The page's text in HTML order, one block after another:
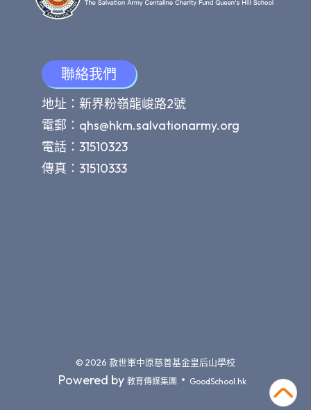
聯絡我們
地址：新界粉嶺龍峻路2號
電郵： qhs@hkm.salvationarmy.org
電話：31510323
傳真：31510333
© 2026 救世軍中原慈善基金皇后山學校
Powered by 教育傳媒集團 ‧ GoodSchool.hk